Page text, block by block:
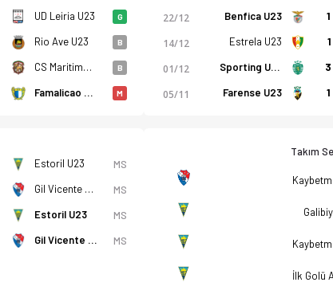
UD Leiria U23 G
Rio Ave U23 B
CS Maritimo U23 B
Famalicao U23 M
22/12 Benfica U23
14/12 Estrela U23
01/12 Sporting U23
05/11 Farense U23
Estoril U23 MS
Gil Vicente U23 MS
Estoril U23 MS
Gil Vicente U23 MS
Takım
İlk Golü